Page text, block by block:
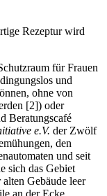
Rezeptur wird
für Frauen
und
ohne von
[2]) oder
Beratungscafé
e.V. der Zwölf
den
und seit
sich das Gebiet
Gebäude leer
an der Ecke